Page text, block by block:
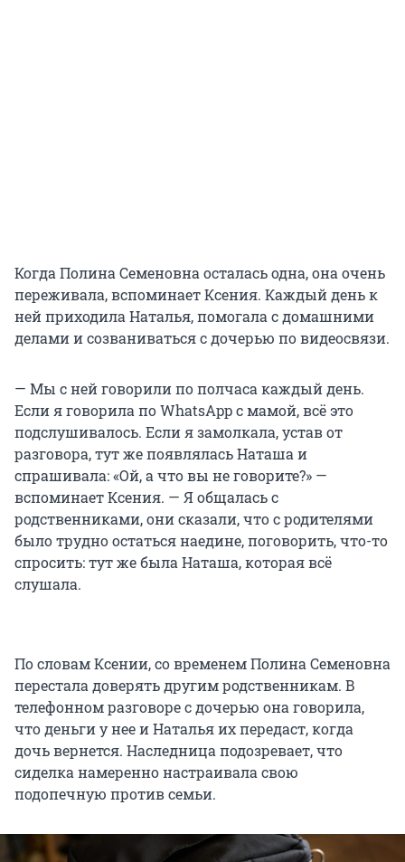
Когда Полина Семеновна осталась одна, она очень
переживала, вспоминает Ксения. Каждый день к
ней приходила Наталья, помогала с домашними
делами и созваниваться с дочерью по видеосвязи.
— Мы с ней говорили по полчаса каждый день.
Если я говорила по WhatsApp с мамой, всё это
подслушивалось. Если я замолкала, устав от
разговора, тут же появлялась Наташа и
спрашивала: «Ой, а что вы не говорите?» —
вспоминает Ксения. — Я общалась с
родственниками, они сказали, что с родителями
было трудно остаться наедине, поговорить, что-то
спросить: тут же была Наташа, которая всё
слушала.
По словам Ксении, со временем Полина Семеновна
перестала доверять другим родственникам. В
телефонном разговоре с дочерью она говорила,
что деньги у нее и Наталья их передаст, когда
дочь вернется. Наследница подозревает, что
сиделка намеренно настраивала свою
подопечную против семьи.